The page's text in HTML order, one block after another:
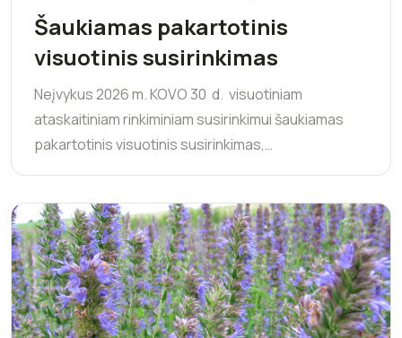
Šaukiamas pakartotinis
visuotinis susirinkimas
Neįvykus 2026 m. KOVO 30 d. visuotiniam
ataskaitiniam rinkiminiam susirinkimui šaukiamas
pakartotinis visuotinis susirinkimas,…